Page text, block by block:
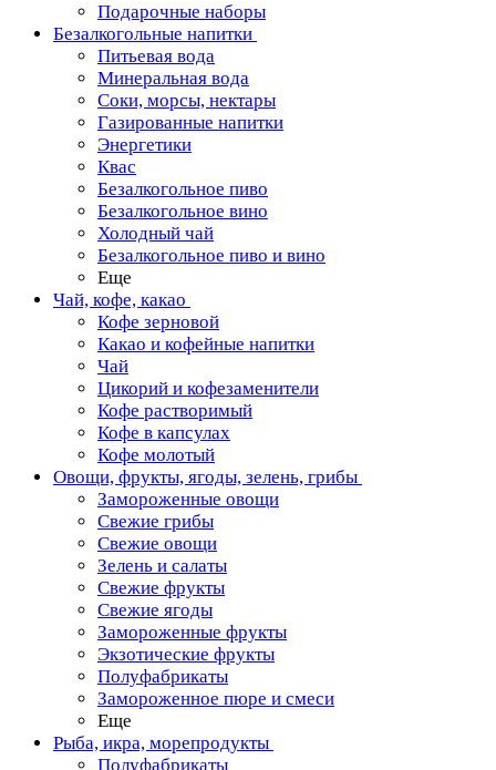
Подарочные наборы
Безалкогольные напитки
Питьевая вода
Минеральная вода
Соки, морсы, нектары
Газированные напитки
Энергетики
Квас
Безалкогольное пиво
Безалкогольное вино
Холодный чай
Безалкогольное пиво и вино
Еще
Чай, кофе, какао
Кофе зерновой
Какао и кофейные напитки
Чай
Цикорий и кофезаменители
Кофе растворимый
Кофе в капсулах
Кофе молотый
Овощи, фрукты, ягоды, зелень, грибы
Замороженные овощи
Свежие грибы
Свежие овощи
Зелень и салаты
Свежие фрукты
Свежие ягоды
Замороженные фрукты
Экзотические фрукты
Полуфабрикаты
Замороженное пюре и смеси
Еще
Рыба, икра, морепродукты
Полуфабрикаты